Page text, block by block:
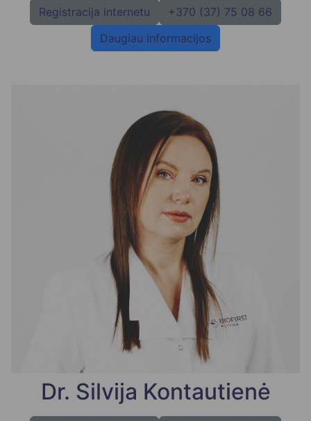
Registracija internetu
+370 (37) 75 08 66
Daugiau informacijos
Dr. Silvija Kontautienė